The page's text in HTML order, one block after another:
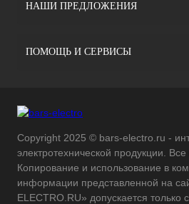
НАШИ ПРЕДЛОЖЕНИЯ
ПОМОЩЬ И СЕРВИСЫ
Copyright 2025 © bars-electro.ru -
электротехнической продукции.
Копирование и использование в
информации представленной на
ELECTRO.RU» допускается только